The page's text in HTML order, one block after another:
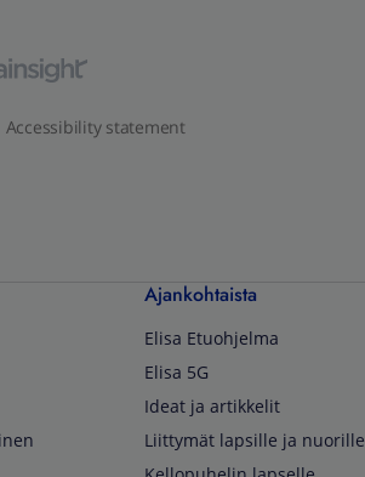
Accessibility statement
Ajankohtaista
Elisa Etuohjelma
Elisa 5G
Ideat ja artikkelit
Liittymät lapsille ja nuorille